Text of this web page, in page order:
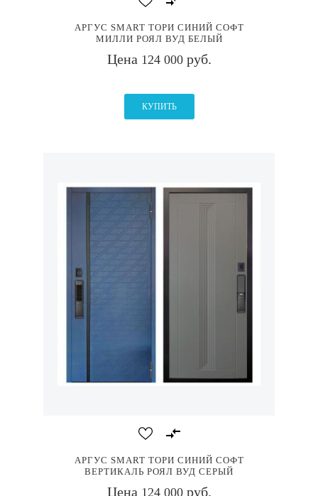
АРГУС SMART ТОРИ СИНИЙ СОФТ
МИЛЛИ РОЯЛ ВУД БЕЛЫЙ
Цена124 000 руб.
КУПИТЬ
АРГУС SMART ТОРИ СИНИЙ СОФТ
ВЕРТИКАЛЬ РОЯЛ ВУД СЕРЫЙ
Цена124 000 руб.